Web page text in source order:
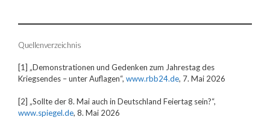
Quellenverzeichnis
[1] „Demonstrationen und Gedenken zum Jahrestag des
Kriegsendes – unter Auflagen“, www.rbb24.de, 7. Mai 2026
[2] „Sollte der 8. Mai auch in Deutschland Feiertag sein?“,
www.spiegel.de, 8. Mai 2026